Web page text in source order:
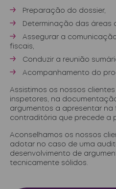
Preparação do dossier,
Determinação das áreas
Assegurar a
fiscais,
Conduzir a reunião
Acompanhamento do
Assistimos os nossos
inspetores, na
argumentos a apresentar na
contraditória que precede a
Aconselhamos os nossos
adotar no caso de uma
desenvolvimento de
tecnicamente sólidos.